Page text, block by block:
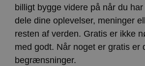
billigt bygge videre på når du
dele dine oplevelser, meninger
resten af verden. Gratis er ikke
med godt. Når noget er gratis er
begrænsninger.